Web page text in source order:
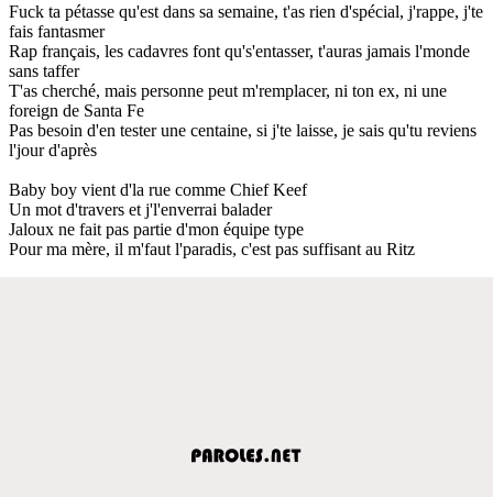
Fuck ta pétasse qu'est dans sa semaine, t'as rien d'spécial, j'rappe, j'te
fais fantasmer
Rap français, les cadavres font qu's'entasser, t'auras jamais l'monde
sans taffer
T'as cherché, mais personne peut m'remplacer, ni ton ex, ni une
foreign de Santa Fe
Pas besoin d'en tester une centaine, si j'te laisse, je sais qu'tu reviens
l'jour d'après
Baby boy vient d'la rue comme Chief Keef
Un mot d'travers et j'l'enverrai balader
Jaloux ne fait pas partie d'mon équipe type
Pour ma mère, il m'faut l'paradis, c'est pas suffisant au Ritz